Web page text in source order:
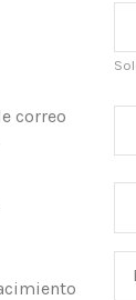
correo